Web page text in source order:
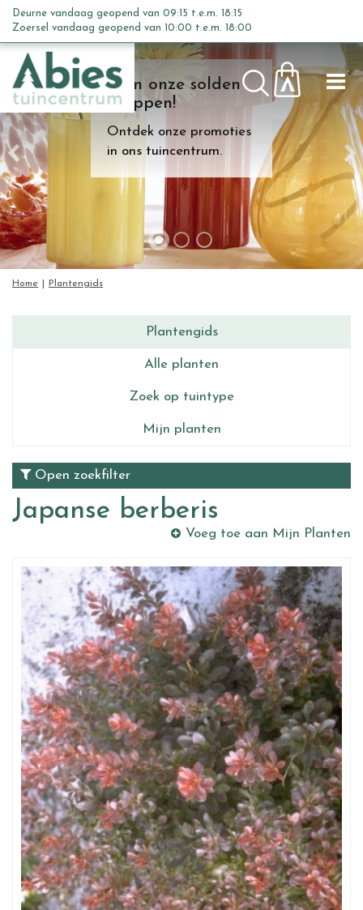
n
c
o
n
t
e
n
t
Kom onze solden
shoppen!
Ontdek onze promoties
in ons tuincentrum.
Home Plantengids
Deurne vandaag geopend van 09:15 t.e.m. 18:15
Zoersel vandaag geopend van 10:00 t.e.m. 18:00
Plantengids
Alle planten
Zoek op tuintype
Mijn planten
Open zoekfilter
Japanse berberis
Voeg toe aan Mijn Planten